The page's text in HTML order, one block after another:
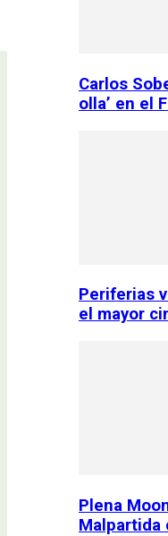
Carlos
olla’ en el
Periferias
el mayor
Plena
Malpartida